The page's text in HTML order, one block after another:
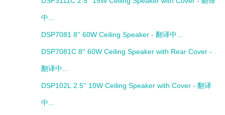
中...
DSP7081 8'' 60W Ceiling Speaker - 翻译中...
DSP7081C 8'' 60W Ceiling Speaker with Rear Cover -
翻译中...
DSP102L 2.5'' 10W Ceiling Speaker with Cover - 翻译
中...